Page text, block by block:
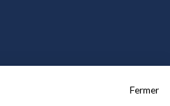
Fermer